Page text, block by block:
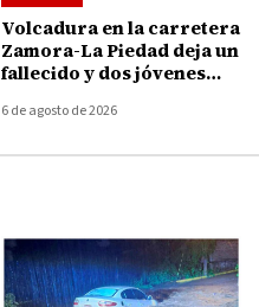
Volcadura en la carretera
Zamora-La Piedad deja un
fallecido y dos jóvenes
6 de agosto de 2026